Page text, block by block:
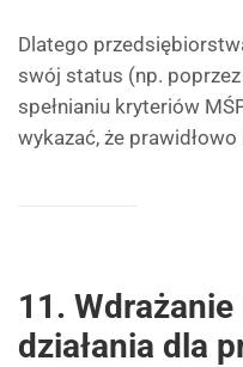
Dlatego
swój status (np.
spełnianiu kryteriów
wykazać, że prawidłowo
11.
działania dla